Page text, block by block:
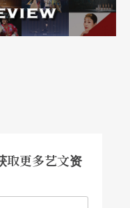
取更多艺文资